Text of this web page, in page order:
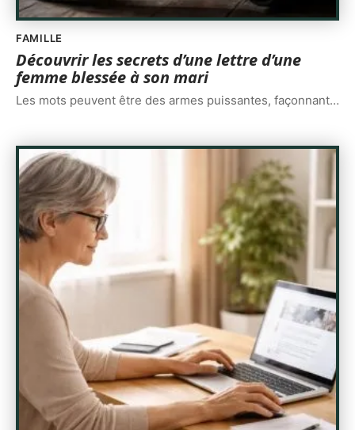
FAMILLE
Découvrir les secrets d’une lettre d’une
femme blessée à son mari
Les mots peuvent être des armes puissantes, façonnant…